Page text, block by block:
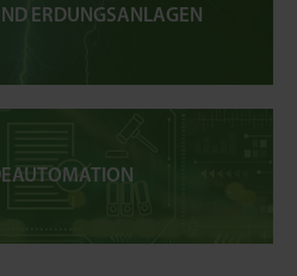
ERDUNGSANLAGEN